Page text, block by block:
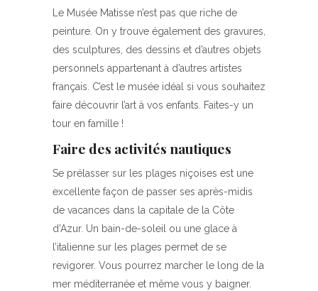
Le Musée Matisse n’est pas que riche de
peinture. On y trouve également des gravures,
des sculptures, des dessins et d’autres objets
personnels appartenant à d’autres artistes
français. C’est le musée idéal si vous souhaitez
faire découvrir l’art à vos enfants. Faites-y un
tour en famille !
Faire des activités nautiques
Se prélasser sur les plages niçoises est une
excellente façon de passer ses après-midis
de vacances dans la capitale de la Côte
d’Azur. Un bain-de-soleil ou une glace à
l’italienne sur les plages permet de se
revigorer. Vous pourrez marcher le long de la
mer méditerranée et même vous y baigner.